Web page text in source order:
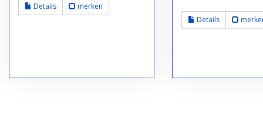
Details merken
Details